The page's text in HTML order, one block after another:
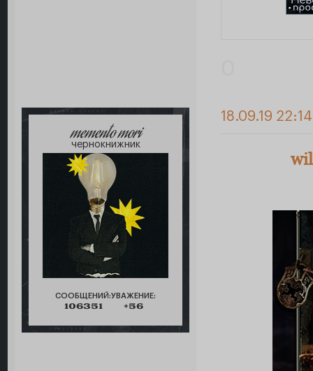
memento mori
чернокнижник
СООБЩЕНИЙ:
106351
УВАЖЕНИЕ:
+56
18.09.19